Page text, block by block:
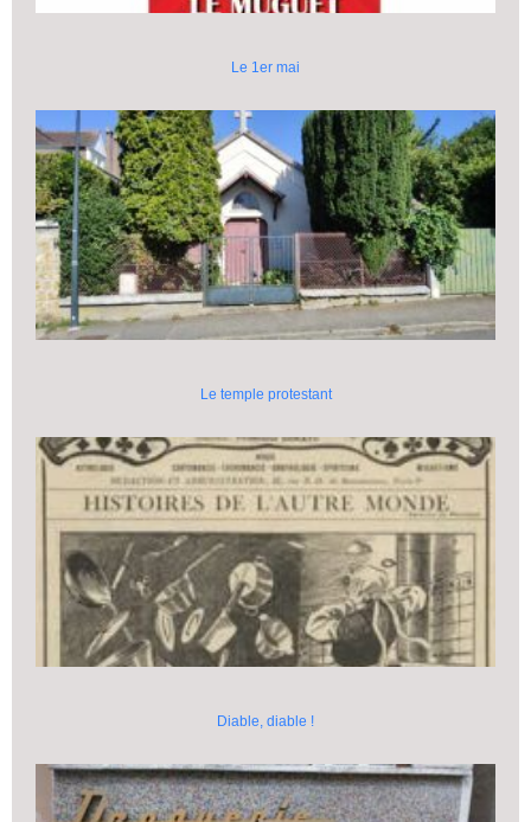
Le 1er mai
Le temple protestant
Diable, diable !